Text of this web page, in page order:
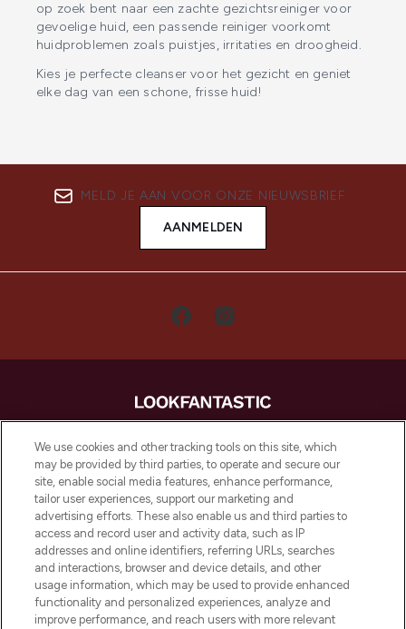
op zoek bent naar een zachte gezichtsreiniger voor
gevoelige huid, een passende reiniger voorkomt
huidproblemen zoals puistjes, irritaties en droogheid.
Kies je perfecte cleanser voor het gezicht en geniet
elke dag van een schone, frisse huid!
MELD JE AAN VOOR ONZE NIEUWSBRIEF
AANMELDEN
LOOKFANTASTIC is de ultieme online
beautybestemming van Europa, met de
beste huidverzorging, haarproducten en
make-up van meer dan 200 topmerken.
Shop online of via de app, met gratis
verzending vanaf €40.
Cookie-toestemming
Do Not Sell or Share My Personal
Information
We use cookies and other tracking tools on this site, which
may be provided by third parties, to operate and secure our
site, enable social media features, enhance performance,
tailor user experiences, support our marketing and
advertising efforts. These also enable us and third parties to
access and record user and activity data, such as IP
addresses and online identifiers, referring URLs, searches
and interactions, browser and device details, and other
usage information, which may be used to provide enhanced
functionality and personalized experiences, analyze and
improve performance, and reach users with more relevant